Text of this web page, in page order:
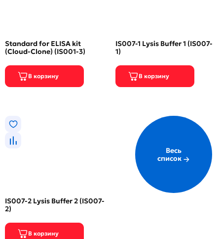
Standard for ELISA kit
(Cloud-Clone) (IS001-3)
IS007-1 Lysis Buffer 1 (IS007-
1)
IS007-2 Lysis Buffer 2 (IS007-
2)
Весь
список